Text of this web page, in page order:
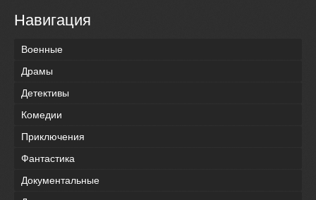
Навигация
Военные
Драмы
Детективы
Комедии
Приключения
Фантастика
Документальные